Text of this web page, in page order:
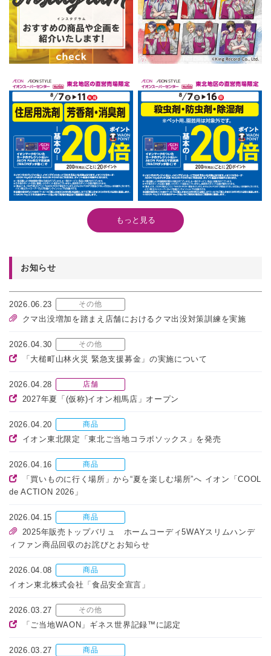
もっと見る
お知らせ
2026.06.23 その他
クマ出没増加を踏まえ店舗におけるクマ出没対策訓練を実施
2026.04.30 その他
「大槌町山林火災 緊急支援募金」の実施について
2026.04.28 店舗
2027年夏「(仮称)イオン相馬店」オープン
2026.04.20 商品
イオン東北限定「東北ご当地コラボソックス」を発売
2026.04.16 商品
「買いものに行く場所」から“夏を楽しむ場所”へ イオン「COOL
de ACTION 2026」
2026.04.15 商品
2025年販売トップバリュ ホームコーディ5WAYスリムハンデ
ィファン商品回収のお詫びとお知らせ
2026.04.08 商品
イオン東北株式会社「食品安全宣言」
2026.03.27 その他
「ご当地WAON」ギネス世界記録™に認定
2026.03.27 商品